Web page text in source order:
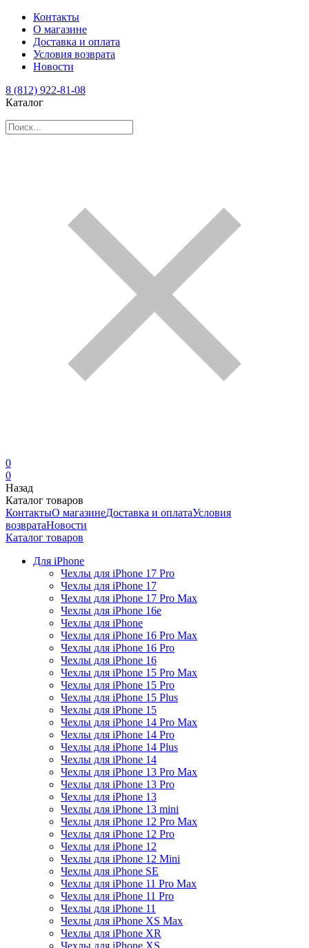
Контакты
О магазине
Доставка и оплата
Условия возврата
Новости
8 (812) 922-81-08
Каталог
0
0
Назад
Каталог товаров
КонтактыО магазинеДоставка и оплатаУсловия
возвратаНовости
Каталог товаров
Для iPhone
Чехлы для iPhone 17 Pro
Чехлы для iPhone 17
Чехлы для iPhone 17 Pro Max
Чехлы для iPhone 16e
Чехлы для iPhone
Чехлы для iPhone 16 Pro Max
Чехлы для iPhone 16 Pro
Чехлы для iPhone 16
Чехлы для iPhone 15 Pro Max
Чехлы для iPhone 15 Pro
Чехлы для iPhone 15 Plus
Чехлы для iPhone 15
Чехлы для iPhone 14 Pro Max
Чехлы для iPhone 14 Pro
Чехлы для iPhone 14 Plus
Чехлы для iPhone 14
Чехлы для iPhone 13 Pro Max
Чехлы для iPhone 13 Pro
Чехлы для iPhone 13
Чехлы для iPhone 13 mini
Чехлы для iPhone 12 Pro Max
Чехлы для iPhone 12 Pro
Чехлы для iPhone 12
Чехлы для iPhone 12 Mini
Чехлы для iPhone SE
Чехлы для iPhone 11 Pro Max
Чехлы для iPhone 11 Pro
Чехлы для iPhone 11
Чехлы для iPhone XS Max
Чехлы для iPhone XR
Чехлы для iPhone XS